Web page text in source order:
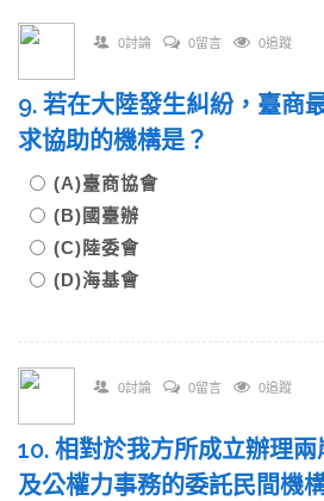
0討論 0留言 0追蹤
9. 若在大陸發生糾紛，臺商
求協助的機構是？
(A)臺商協會
(B)國臺辦
(C)陸委會
(D)海基會
0討論 0留言 0追蹤
10. 相對於我方所成立辦理兩
及公權力事務的委託民間機